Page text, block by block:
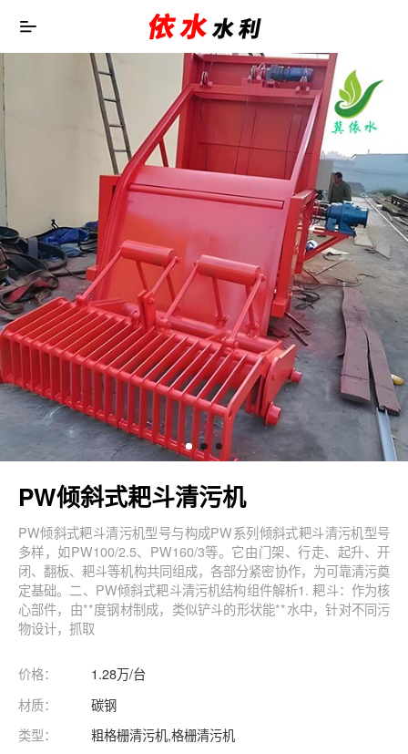
PW倾斜式耙斗清污机
PW倾斜式耙斗清污机型号与构成PW系列倾斜式耙斗清污机型号
多样，如PW100/2.5、PW160/3等。它由门架、行走、起升、开
闭、翻板、耙斗等机构共同组成，各部分紧密协作，为可靠清污奠
定基础。二、PW倾斜式耙斗清污机结构组件解析1. 耙斗：作为核
心部件，由**度钢材制成，类似铲斗的形状能**水中，针对不同污
物设计，抓取
价格：
1.28万/台
材质：
碳钢
类型：
粗格栅清污机,格栅清污机